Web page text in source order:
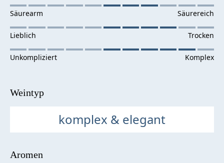
Weintyp
komplex & elegant
Aromen